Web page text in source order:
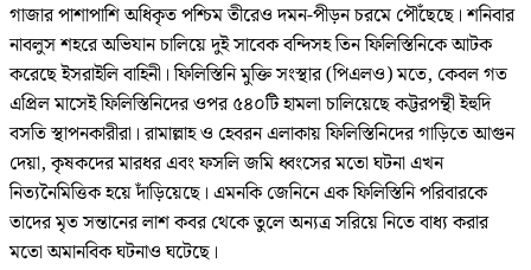
গাজার পাশাপাশি অধিকৃত পশ্চিম তীরেও দমন-পীড়ন চরমে পৌঁছেছে। শনিবার
নাবলুস শহরে অভিযান চালিয়ে দুই সাবেক বন্দিসহ তিন ফিলিস্তিনিকে আটক
করেছে ইসরাইলি বাহিনী। ফিলিস্তিনি মুক্তি সংস্থার (পিএলও) মতে, কেবল গত
এপ্রিল মাসেই ফিলিস্তিনিদের ওপর ৫৪০টি হামলা চালিয়েছে কট্টরপন্থী ইহুদি
বসতি স্থাপনকারীরা। রামাল্লাহ ও হেবরন এলাকায় ফিলিস্তিনিদের গাড়িতে আগুন
দেয়া, কৃষকদের মারধর এবং ফসলি জমি ধ্বংসের মতো ঘটনা এখন
নিত্যনৈমিত্তিক হয়ে দাঁড়িয়েছে। এমনকি জেনিনে এক ফিলিস্তিনি পরিবারকে
তাদের মৃত সন্তানের লাশ কবর থেকে তুলে অন্যত্র সরিয়ে নিতে বাধ্য করার
মতো অমানবিক ঘটনাও ঘটেছে।